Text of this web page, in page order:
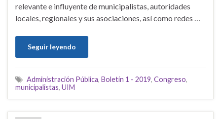
relevante e influyente de municipalistas, autoridades
locales, regionales y sus asociaciones, así como redes …
Seguir leyendo
Administración Pública, Boletín 1 - 2019, Congreso,
municipalistas, UIM